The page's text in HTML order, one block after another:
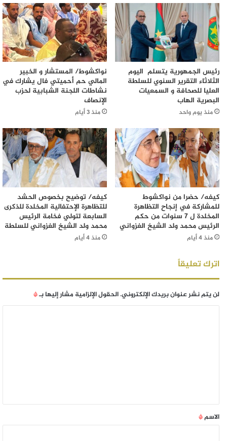
رئيس الجمهورية يتسلم اليوم
الثلاثاء التقرير السنوي للسلطة
العليا للصحافة و السمعيات
البصرية الهاب
منذ يوم واحد
نواكشوط/ المستشار و الخبير
المالي حم أحميتي فال يشارك في
نشاطات اللجنة الشبابية لحزب
الإنصاف
منذ 3 أيام
كيفه/ حضرا من نواكشوط
للمشاركة في إنجاح التظاهرة
المخلدة ل 7 سنوات من حكم
الرئيس محمد ولد الشيخ الغزواني
منذ 4 أيام
كيفه/ توضيح بخصوص الحشد
للتظاهرة الإحتفالية المخلدة للذكرى
السابعة لتولي فخامة الرئيس
محمد ولد الشيخ الغزواني للسلطة
منذ 4 أيام
اترك تعليقاً
لن يتم نشر عنوان بريدك الإلكتروني.الحقول الإلزامية مشار إليها بـ*
الاسم*